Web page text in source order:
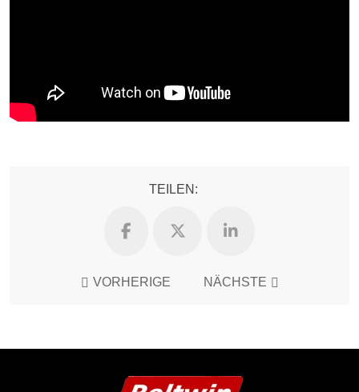
TEILEN:
VORHERIGE NÄCHSTE